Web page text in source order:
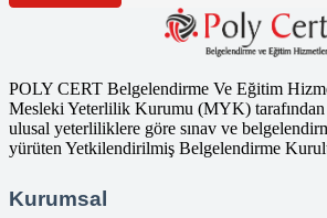
POLY CERT Belgelendirme Ve Eğitim
Mesleki Yeterlilik Kurumu (MYK) tarafından
ulusal yeterliliklere göre sınav ve
yürüten Yetkilendirilmiş Belgelendirme
Kurumsal